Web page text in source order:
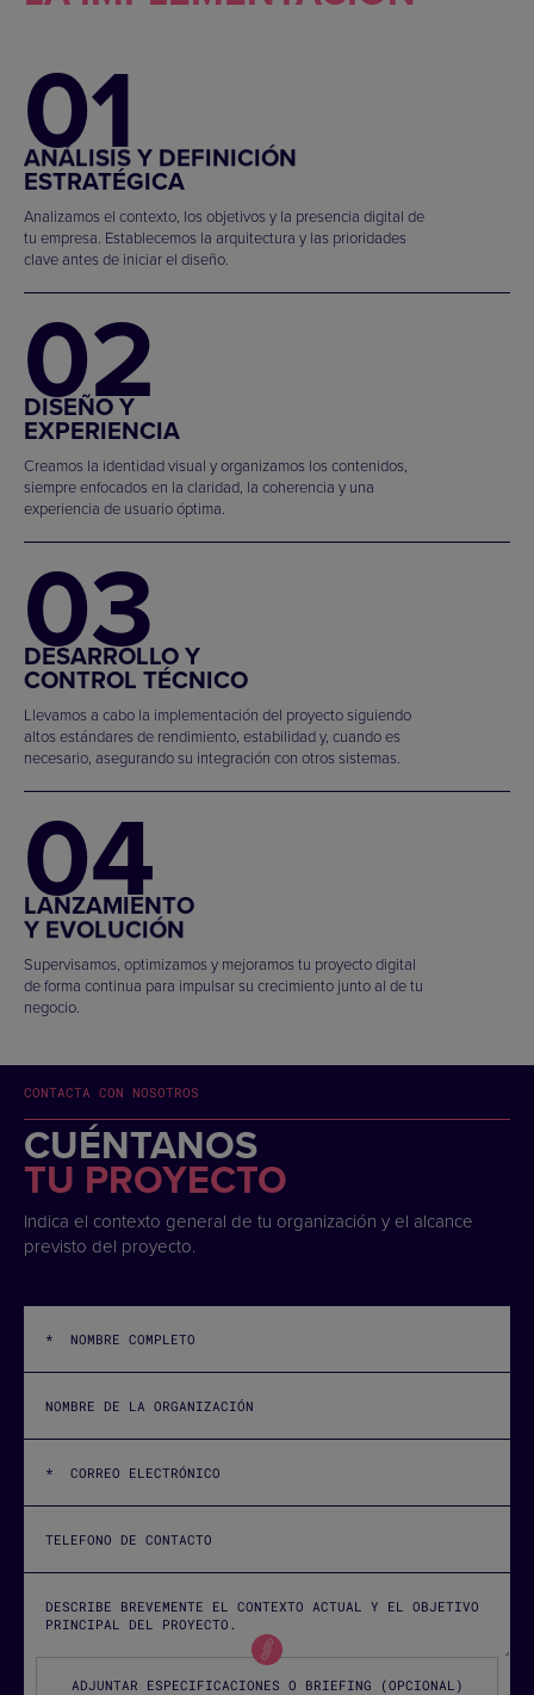
01
ANÁLISIS Y DEFINICIÓN
ESTRATÉGICA
Analizamos el contexto, los objetivos y la presencia digital de
tu empresa. Establecemos la arquitectura y las prioridades
clave antes de iniciar el diseño.
02
DISEÑO Y
EXPERIENCIA
Creamos la identidad visual y organizamos los contenidos,
siempre enfocados en la claridad, la coherencia y una
experiencia de usuario óptima.
03
DESARROLLO Y
CONTROL TÉCNICO
Llevamos a cabo la implementación del proyecto siguiendo
altos estándares de rendimiento, estabilidad y, cuando es
necesario, asegurando su integración con otros sistemas.
04
LANZAMIENTO
Y EVOLUCIÓN
Supervisamos, optimizamos y mejoramos tu proyecto digital
de forma continua para impulsar su crecimiento junto al de tu
negocio.
CONTACTA CON NOSOTROS
CUÉNTANOS
TU PROYECTO
Indica el contexto general de tu organización y el alcance
previsto del proyecto.
ADJUNTAR ESPECIFICACIONES O BRIEFING (OPCIONAL)